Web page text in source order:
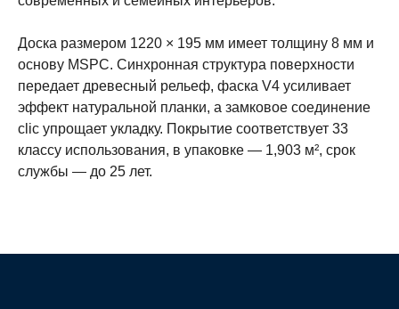
Доска размером 1220 × 195 мм имеет толщину 8 мм и
основу MSPC. Синхронная структура поверхности
передает древесный рельеф, фаска V4 усиливает
эффект натуральной планки, а замковое соединение
clic упрощает укладку. Покрытие соответствует 33
классу использования, в упаковке — 1,903 м², срок
службы — до 25 лет.